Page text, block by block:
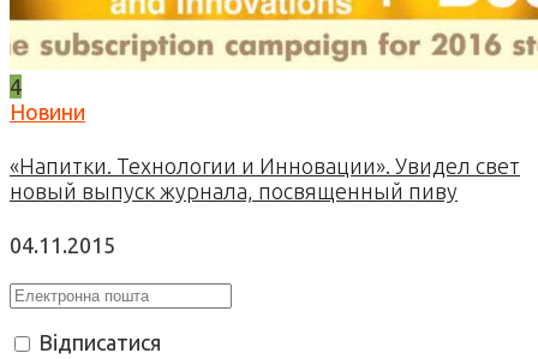
4
Новини
«Напитки. Технологии и Инновации». Увидел свет
новый выпуск журнала, посвященный пиву
04.11.2015
Відписатися